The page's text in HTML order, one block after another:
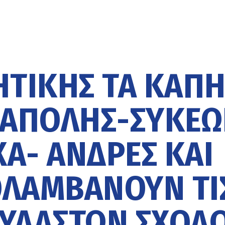
ΤΑ ΚΑΠΗ
ΆΝΔΡΕΣ ΚΑΙ